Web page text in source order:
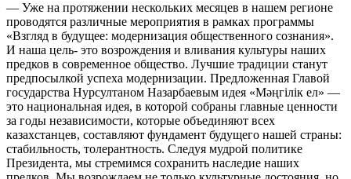
— Уже на протяжении нескольких месяцев в нашем регионе
проводятся различные мероприятия в рамках программы
«Взгляд в будущее: модернизация общественного сознания».
И наша цель- это возрождения и вливания культуры наших
предков в современное общество. Лучшие традиции станут
предпосылкой успеха модернизации. Предложенная Главой
государства Нурсултаном Назарбаевым идея «Мәңгілік ел» —
это национальная идея, в которой собраны главные ценности
за годы независимости, которые объединяют всех
казахстанцев, составляют фундамент будущего нашей страны:
стабильность, толерантность. Следуя мудрой политике
Президента, мы стремимся сохранить наследие наших